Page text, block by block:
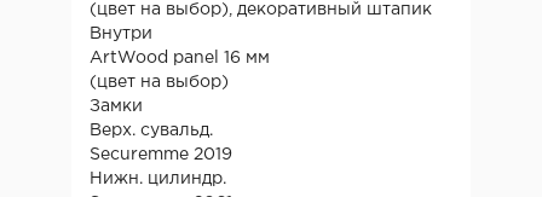
(цвет на выбор), декоративный штапик
Внутри
ArtWood panel 16 мм
(цвет на выбор)
Замки
Верх. сувальд.
Securemme 2019
Нижн. цилиндр.